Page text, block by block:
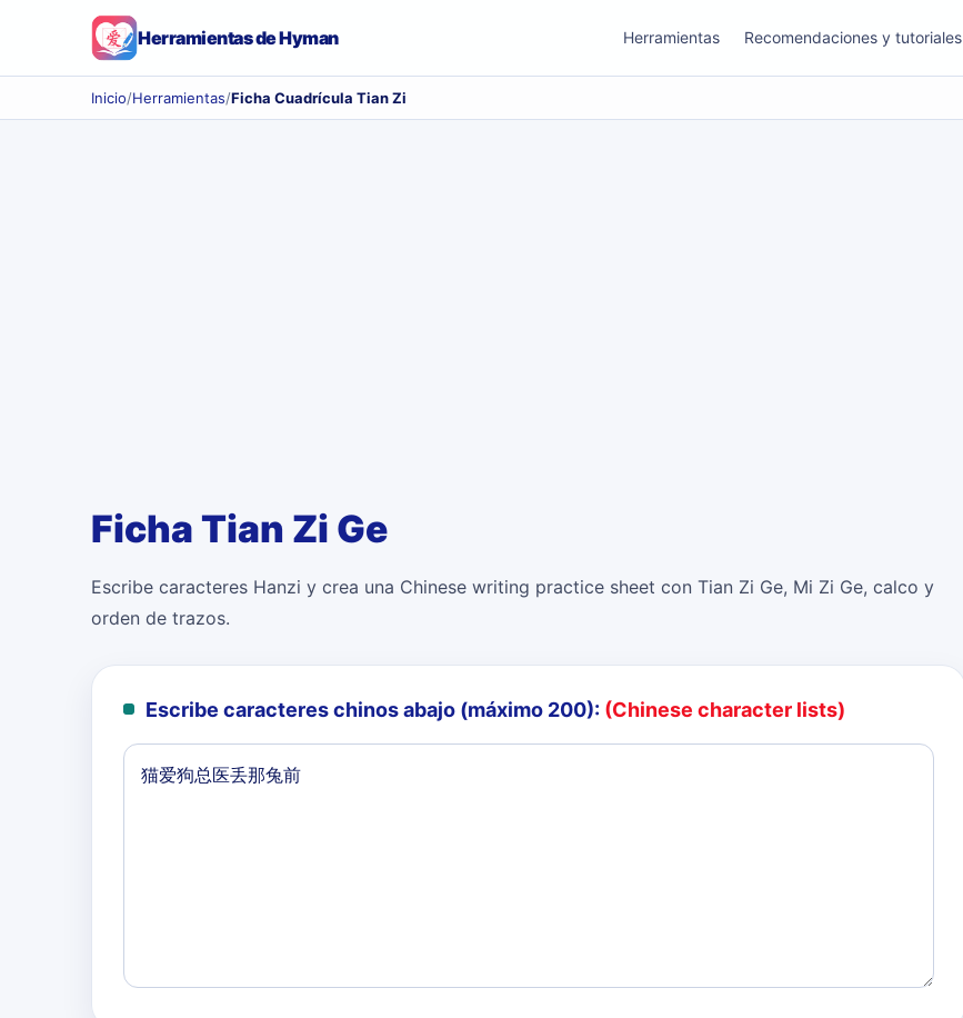
Herramientas de Hyman Herramientas Recomendaciones y tutoriales
Inicio/Herramientas/Ficha Cuadrícula Tian Zi
Ficha Tian Zi Ge
Escribe caracteres Hanzi y crea una Chinese writing practice sheet con Tian Zi Ge, Mi Zi Ge, calco y
orden de trazos.
Escribe caracteres chinos abajo (máximo 200): (Chinese character lists)